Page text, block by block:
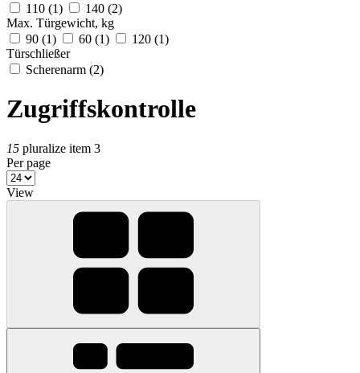
110 (1) 140 (2)
Max. Türgewicht, kg
90 (1) 60 (1) 120 (1)
Türschließer
Scherenarm (2)
Zugriffskontrolle
15 pluralize item 3
Per page
View